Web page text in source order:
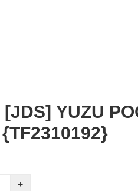
YUZU
+